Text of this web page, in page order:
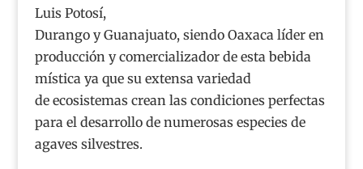
Luis Potosí,
Durango y Guanajuato, siendo Oaxaca líder en
producción y comercializador de esta bebida
mística ya que su extensa variedad
de ecosistemas crean las condiciones perfectas
para el desarrollo de numerosas especies de
agaves silvestres.